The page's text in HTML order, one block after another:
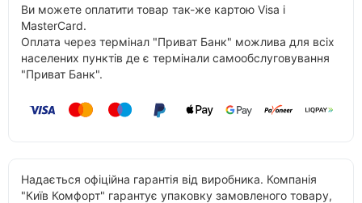
Ви можете оплатити товар так-же картою Visa і
MasterCard.
Оплата через термінал "Приват Банк" можлива для всіх
населених пунктів де є термінали самообслуговування
"Приват Банк".
Надається офіційна гарантія від виробника. Компанія
"Київ Комфорт" гарантує упаковку замовленого товару,